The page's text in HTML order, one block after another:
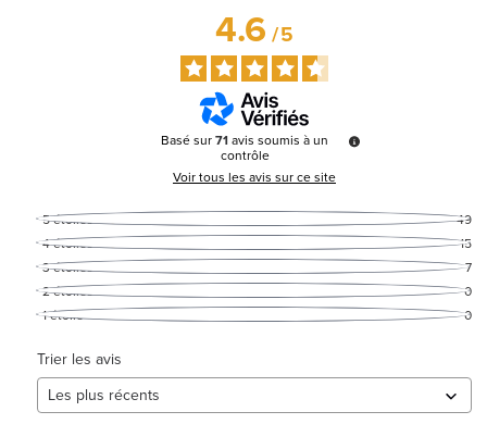
4.6/5
Basé sur71avis soumis à un
contrôle
Voir tous les avis sur ce site
5étoiles
49
4étoiles
15
3étoiles
7
2étoiles
0
1étoile 0
Trier les avis